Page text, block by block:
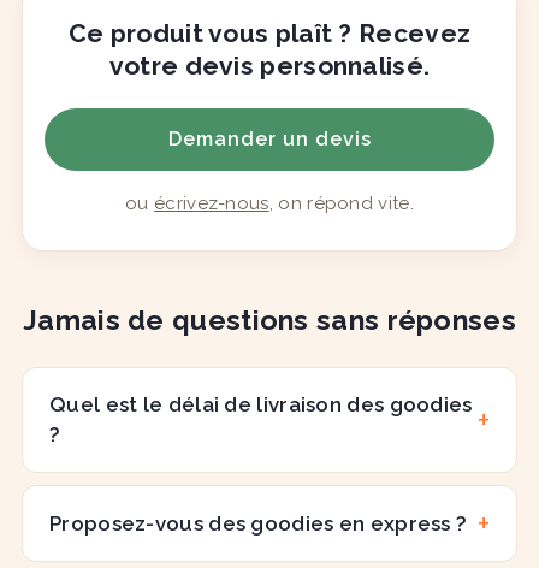
Ce produit vous plaît ? Recevez
votre devis personnalisé.
Demander un devis
ou écrivez-nous, on répond vite.
Jamais de questions sans réponses
Quel est le délai de livraison des goodies
?
Proposez-vous des goodies en express ?